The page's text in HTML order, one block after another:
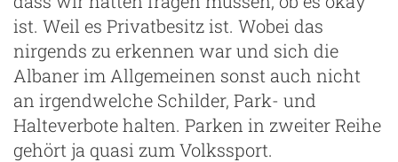
ist. Weil es Privatbesitz ist. Wobei das
nirgends zu erkennen war und sich die
Albaner im Allgemeinen sonst auch nicht
an irgendwelche Schilder, Park- und
Halteverbote halten. Parken in zweiter Reihe
gehört ja quasi zum Volkssport.